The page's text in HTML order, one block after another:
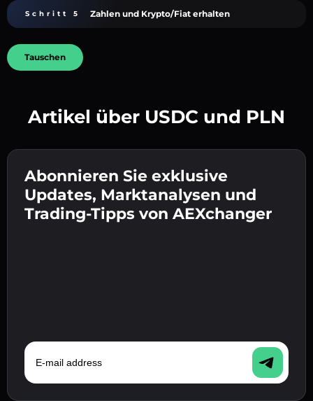
Gib deine Krypto-Wallet-Adresse ein 👉 fahre
mit dem nächsten Schritt fort.
Bestätige deine Identität 👉 fahre mit dem
letzten Schritt fort.
Schritt 5 Zahlen und Krypto/Fiat erhalten
Sende die Einzahlung 👉 erhalte Krypto oder
Fiat in deiner Wallet.
Tauschen
Artikel über USDC und PLN
Abonnieren Sie exklusive
Updates, Marktanalysen und
Trading-Tipps von AEXchanger
E-mail address